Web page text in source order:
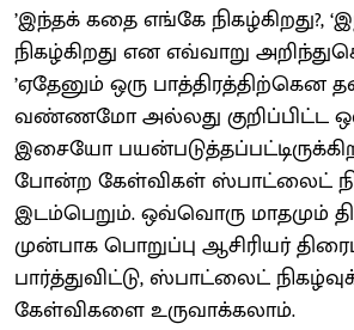
’இந்தக் கதை எங்கே நிகழ்கிறது?,
நிகழ்கிறது என எவ்வாறு
’ஏதேனும் ஒரு பாத்திரத்திற்கென
வண்ணமோ அல்லது குறிப்பிட்ட
இசையோ
போன்ற கேள்விகள் ஸ்பாட்லைட்
இடம்பெறும். ஒவ்வொரு மாதமும்
முன்பாக பொறுப்பு ஆசிரியர்
பார்த்துவிட்டு, ஸ்பாட்லைட்
கேள்விகளை உருவாக்கலாம்.